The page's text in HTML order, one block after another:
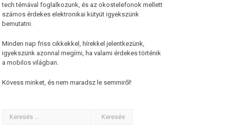
tech témával foglalkozunk, és az okostelefonok mellett
számos érdekes elektronikai kütyüt igyekszünk
bemutatni.
Minden nap friss cikkekkel, hírekkel jelentkezünk,
igyekszünk azonnal megírni, ha valami érdekes történik
a mobilos világban.
Kövess minket, és nem maradsz le semmiről!